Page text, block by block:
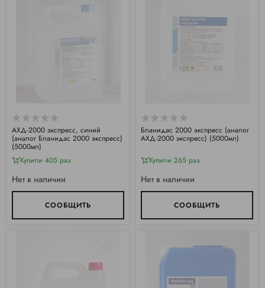
АХД-2000 экспресс, синий
(аналог Бланидас 2000 экспресс)
(5000мл)
Купили 405 раз
Нет в наличии
СООБЩИТЬ
Бланидас 2000 экспресс (аналог
АХД-2000 экспресс) (5000мл)
Купили 265 раз
Нет в наличии
СООБЩИТЬ